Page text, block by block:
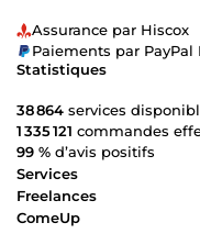
Assurance par Hiscox
Paiements par PayPal
Statistiques
38 864 services
1 335 121 commandes
99 % d’avis positifs
Services
Freelances
ComeUp